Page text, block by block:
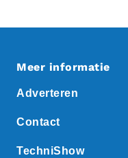
Meer informatie
Adverteren
Contact
TechniShow